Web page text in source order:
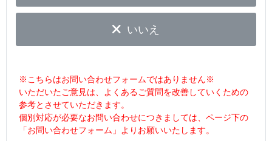
いいえ
※こちらはお問い合わせフォームではありません※
いただいたご意見は、よくあるご質問を改善していくための
参考とさせていただきます。
個別対応が必要なお問い合わせにつきましては、ページ下の
「お問い合わせフォーム」よりお願いいたします。